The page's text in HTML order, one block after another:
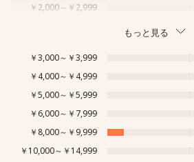
￥2,000～￥2,999
もっと見る
￥3,000～￥3,999
￥4,000～￥4,999
￥5,000～￥5,999
￥6,000～￥7,999
￥8,000～￥9,999
￥10,000～￥14,999